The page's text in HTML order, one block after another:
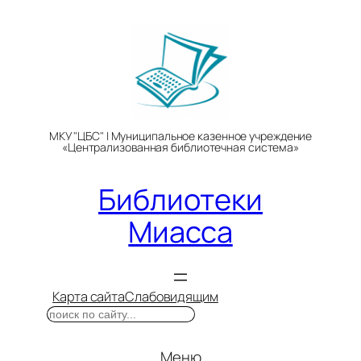
МКУ "ЦБС" | Муниципальное казенное учреждение
«Централизованная библиотечная система»
Библиотеки
Миасса
Карта сайтаСлабовидящим
Поиск